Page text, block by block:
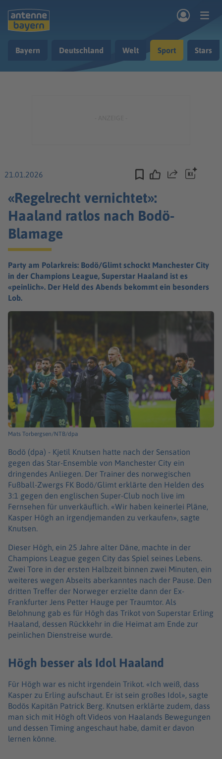
Bayern Deutschland Welt Sport Stars
21.01.2026 Teilen
«Regelrecht vernichtet»:
Haaland ratlos nach Bodö-
Blamage
Party am Polarkreis: Bodö/Glimt schockt Manchester City
in der Champions League, Superstar Haaland ist es
«peinlich». Der Held des Abends bekommt ein besonders
Lob.
Mats Torbergsen/NTB/dpa
Bodö (dpa) - Kjetil Knutsen hatte nach der Sensation
gegen das Star-Ensemble von Manchester City ein
dringendes Anliegen. Der Trainer des norwegischen
Fußball-Zwergs FK Bodö/Glimt erklärte den Helden des
3:1 gegen den englischen Super-Club noch live im
Fernsehen für unverkäuflich. «Wir haben keinerlei Pläne,
Kasper Högh an irgendjemanden zu verkaufen», sagte
Knutsen.
Dieser Högh, ein 25 Jahre alter Däne, machte in der
Champions League gegen City das Spiel seines Lebens.
Zwei Tore in der ersten Halbzeit binnen zwei Minuten, ein
weiteres wegen Abseits aberkanntes nach der Pause. Den
dritten Treffer der Norweger erzielte dann der Ex-
Frankfurter Jens Petter Hauge per Traumtor. Als
Belohnung gab es für Högh das Trikot von Superstar Erling
Haaland, dessen Rückkehr in die Heimat am Ende zur
peinlichen Dienstreise wurde.
Högh besser als Idol Haaland
Für Högh war es nicht irgendein Trikot. «Ich weiß, dass
Kasper zu Erling aufschaut. Er ist sein großes Idol», sagte
Bodös Kapitän Patrick Berg. Knutsen erklärte zudem, dass
man sich mit Högh oft Videos von Haalands Bewegungen
und dessen Timing angeschaut habe, damit er davon
lernen könne.